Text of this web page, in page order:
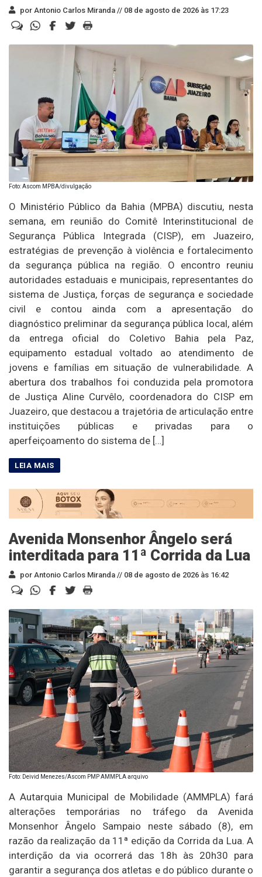
por Antonio Carlos Miranda // 08 de agosto de 2026 às 17:23
Foto: Ascom MPBA/divulgação
O Ministério Público da Bahia (MPBA) discutiu, nesta
semana, em reunião do Comitê Interinstitucional de
Segurança Pública Integrada (CISP), em Juazeiro,
estratégias de prevenção à violência e fortalecimento
da segurança pública na região. O encontro reuniu
autoridades estaduais e municipais, representantes do
sistema de Justiça, forças de segurança e sociedade
civil e contou ainda com a apresentação do
diagnóstico preliminar da segurança pública local, além
da entrega oficial do Coletivo Bahia pela Paz,
equipamento estadual voltado ao atendimento de
jovens e famílias em situação de vulnerabilidade. A
abertura dos trabalhos foi conduzida pela promotora
de Justiça Aline Curvêlo, coordenadora do CISP em
Juazeiro, que destacou a trajetória de articulação entre
instituições públicas e privadas para o
aperfeiçoamento do sistema de […]
Avenida Monsenhor Ângelo será
interditada para 11ª Corrida da Lua
por Antonio Carlos Miranda // 08 de agosto de 2026 às 16:42
Foto: Deivid Menezes/Ascom PMP AMMPLA arquivo
A Autarquia Municipal de Mobilidade (AMMPLA) fará
alterações temporárias no tráfego da Avenida
Monsenhor Ângelo Sampaio neste sábado (8), em
razão da realização da 11ª edição da Corrida da Lua. A
interdição da via ocorrerá das 18h às 20h30 para
garantir a segurança dos atletas e do público durante o